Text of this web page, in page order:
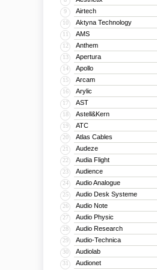
9 Airtech
10 Aktyna Technology
11 AMS
12 Anthem
13 Apertura
14 Apollo
15 Arcam
16 Arylic
17 AST
18 Astell&Kern
19 ATC
20 Atlas Cables
21 Audeze
22 Audia Flight
23 Audience
24 Audio Analogue
25 Audio Desk Systeme
26 Audio Note
27 Audio Physic
28 Audio Research
29 Audio-Technica
30 Audiolab
31 Audionet